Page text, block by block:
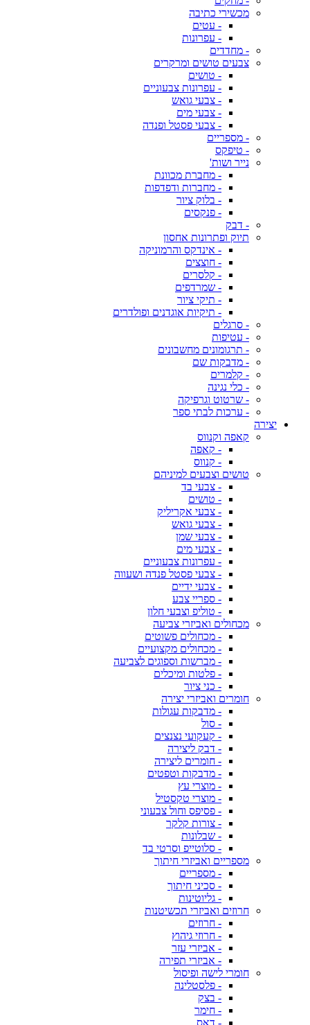
מכשירי כתיבה
- עטים
- עפרונות
- מחדדים
צבעים טושים ומרקרים
- טושים
- עפרונות צבעוניים
- צבעי גואש
- צבעי מים
- צבעי פסטל ופנדה
- מספריים
- טיפקס
נייר ושות'
- מחברת מכוונת
- מחברות ודפדפות
- בלוק ציור
- פנקסים
- דבק
תיוק ופתרונות אחסון
- אינדקס והרמוניקה
- חוצצים
- קלסרים
- שמרדפים
- תיקי ציור
- תיקיות אוגדנים ופולדרים
- סרגלים
- עטיפות
- תרגומונים מחשבונים
- מדבקות שם
- קלמרים
- כלי נגינה
- שרטוט וגרפיקה
- ערכות לבתי ספר
יצירה
קאפה וקנווס
- קאפה
- קנווס
טושים וצבעים למיניהם
- צבעי בד
- טושים
- צבעי אקריליק
- צבעי גואש
- צבעי שמן
- צבעי מים
- עפרונות צבעוניים
- צבעי פסטל פנדה ושעווה
- צבעי ידיים
- ספריי צבע
- טוליפ וצבעי חלון
מכחולים ואביזרי צביעה
- מכחולים פשוטים
- מכחולים מקצועיים
- מברשות וספוגים לצביעה
- פלטות ומיכלים
- כני ציור
חומרים ואביזרי יצירה
- מדבקות עגולות
- סול
- קעקועי נצנצים
- דבק ליצירה
- חומרים ליצירה
- מדבקות וטפטים
- מוצרי עץ
- מוצרי טקסטיל
- פסיפס וחול צבעוני
- צורות קלקר
- שבלונות
- סלוטייפ וסרטי בד
מספריים ואביזרי חיתוך
- מספריים
- סכיני חיתוך
- גליוטינות
חרוזים ואביזרי תכשיטנות
- חרוזים
- חרוזי גיהוץ
- אביזרי עזר
- אביזרי תפירה
חומרי לישה ופיסול
- פלסטלינה
- בצק
- חימר
- דאס